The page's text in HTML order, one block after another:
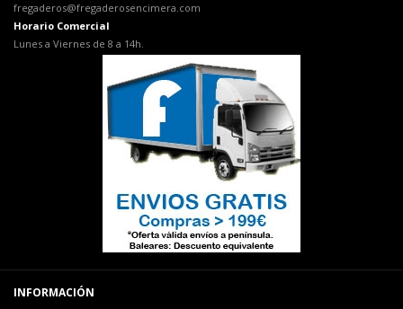
fregaderos@fregaderosencimera.com
Horario Comercial
Lunes a Viernes de 8 a 14h.
INFORMACIÓN